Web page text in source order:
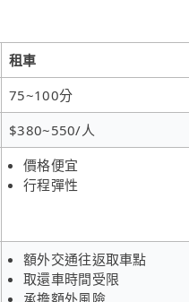
租車
75~100分
$380~550/人
價格便宜
行程彈性
額外交通往返取車點
取還車時間受限
承擔額外風險